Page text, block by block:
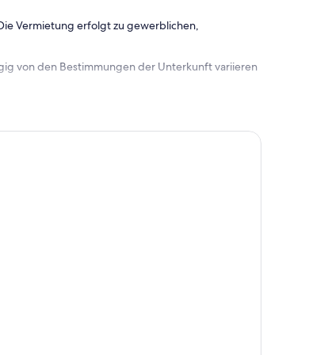
Vermietung erfolgt zu gewerblichen,
von den Bestimmungen der Unterkunft variieren